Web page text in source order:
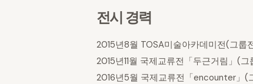
전시 경력
2015년8월 TOSA미술아카데미전(그룹
2015년11월 국제교류전「두근거림」(
2016년5월 국제교류전「encounter」(